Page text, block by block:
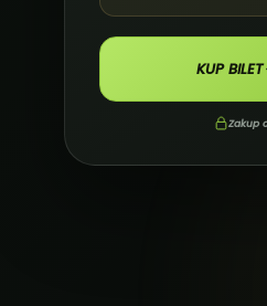
KUP BILET
Zakup